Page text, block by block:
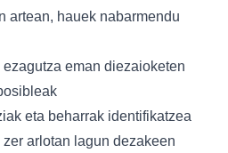
artean, hauek nabarmendu
eman diezaioketen
eta beharrak identifikatzea
arlotan lagun dezakeen